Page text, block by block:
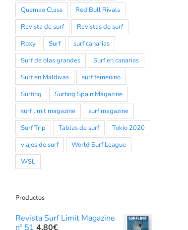
Quemao Class
Red Bull Rivals
Revista de surf
Revistas de surf
Roxy
Surf
surf canarias
Surf de olas grandes
Surf en canarias
Surf en Maldivas
surf femenino
Surfing
Surfing Spain Magazine
surf limit magazine
surf magazine
Surf Trip
Tablas de surf
Tokio 2020
viajes de surf
World Surf League
WSL
Productos
Revista Surf Limit Magazine
nº 51 4,80€